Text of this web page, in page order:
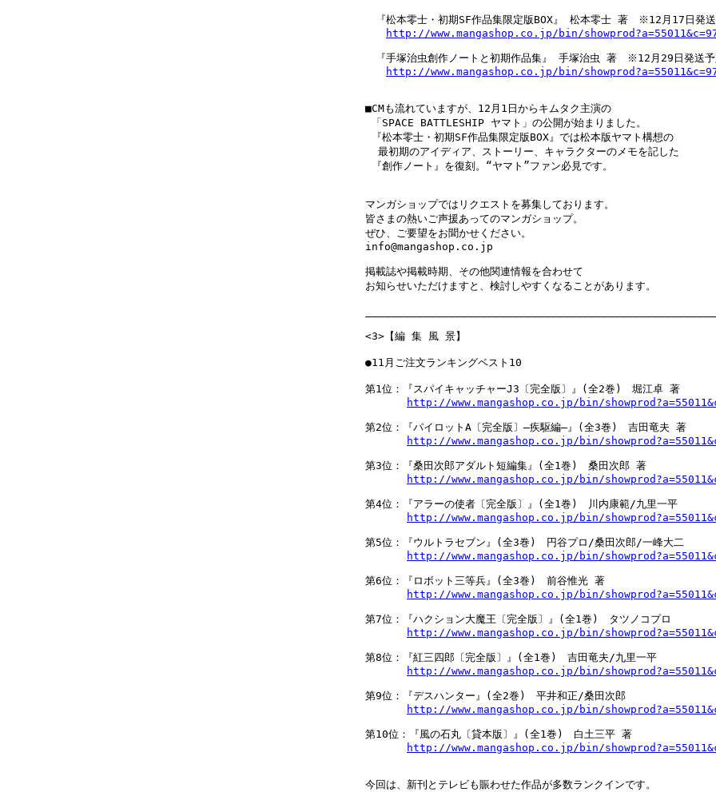
『松本零士・初期SF作品集限定版BOX』 松本零士 著　※12月17日発
http://www.mangashop.co.jp/bin/
『手塚治虫創作ノートと初期作品集』 手塚治虫 著　※12月29日発送予
http://www.mangashop.co.jp/bin/
■CMも流れていますが、12月1日からキムタク主演の
「SPACE BATTLESHIP ヤマト」の公開が始まりました。
『松本零士・初期SF作品集限定版BOX』では松本版ヤマト構想の
  最初期のアイディア、ストーリー、キャラクターのメモを記した
『創作ノート』を復刻。“ヤマト”ファン必見です。
マンガショップではリクエストを募集しております。
皆さまの熱いご声援あってのマンガショップ。
ぜひ、ご要望をお聞かせください。
info@mangashop.co.jp
掲載誌や掲載時期、その他関連情報を合わせて
お知らせいただけますと、検討しやすくなることがあります。
<3>【編 集 風 景】
●11月ご注文ランキングベスト10
第1位：『スパイキャッチャーJ3〔完全版〕』(全2巻)　堀江卓 著
http://www.mangashop.co.jp/bin/
第2位：『パイロットA〔完全版〕―疾駆編―』(全3巻)　吉田竜夫 著
http://www.mangashop.co.jp/bin/
第3位：『桑田次郎アダルト短編集』(全1巻)　桑田次郎 著
http://www.mangashop.co.jp/bin/
第4位：『アラーの使者〔完全版〕』(全1巻)　川内康範/九里一平
http://www.mangashop.co.jp/bin/
第5位：『ウルトラセブン』(全3巻)　円谷プロ/桑田次郎/一峰大二
http://www.mangashop.co.jp/bin/
第6位：『ロボット三等兵』(全3巻)　前谷惟光 著
http://www.mangashop.co.jp/bin/
第7位：『ハクション大魔王〔完全版〕』(全1巻)　タツノコプロ
http://www.mangashop.co.jp/bin/
第8位：『紅三四郎〔完全版〕』(全1巻)　吉田竜夫/九里一平
http://www.mangashop.co.jp/bin/
第9位：『デスハンター』(全2巻)　平井和正/桑田次郎
http://www.mangashop.co.jp/bin/
第10位：『風の石丸〔貸本版〕』(全1巻)　白土三平 著
http://www.mangashop.co.jp/bin/
今回は、新刊とテレビも賑わせた作品が多数ランクインです。